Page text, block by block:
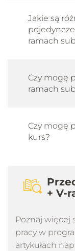
10.01 -
360
13 min 49 s
13 min 18 s
4 min 13 s
Pliki-
Pliki-
Jakie są
ramach
Czy mogę
ramach
Czy mogę
kurs?
+ V-
Poznaj więcej
pracy w
artykułach